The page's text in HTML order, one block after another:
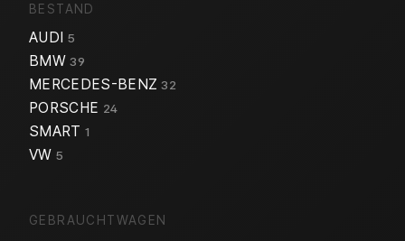
BESTAND
AUDI 5
BMW39
MERCEDES-BENZ32
PORSCHE 24
SMART 1
VW 5
GEBRAUCHTWAGEN